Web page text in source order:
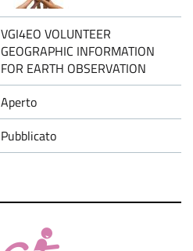
VGI4EO VOLUNTEER
GEOGRAPHIC INFORMATION
FOR EARTH OBSERVATION
Aperto
Pubblicato